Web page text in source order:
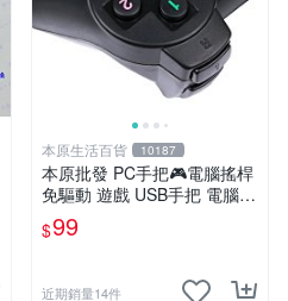
本原生活百貨 10187
本原批發 PC手把🎮電腦搖桿
免驅動 遊戲 USB手把 電腦手
把 電玩遊戲 免安裝手把 遊戲
手把 遊戲搖桿 SG693
$99
近期銷量14件